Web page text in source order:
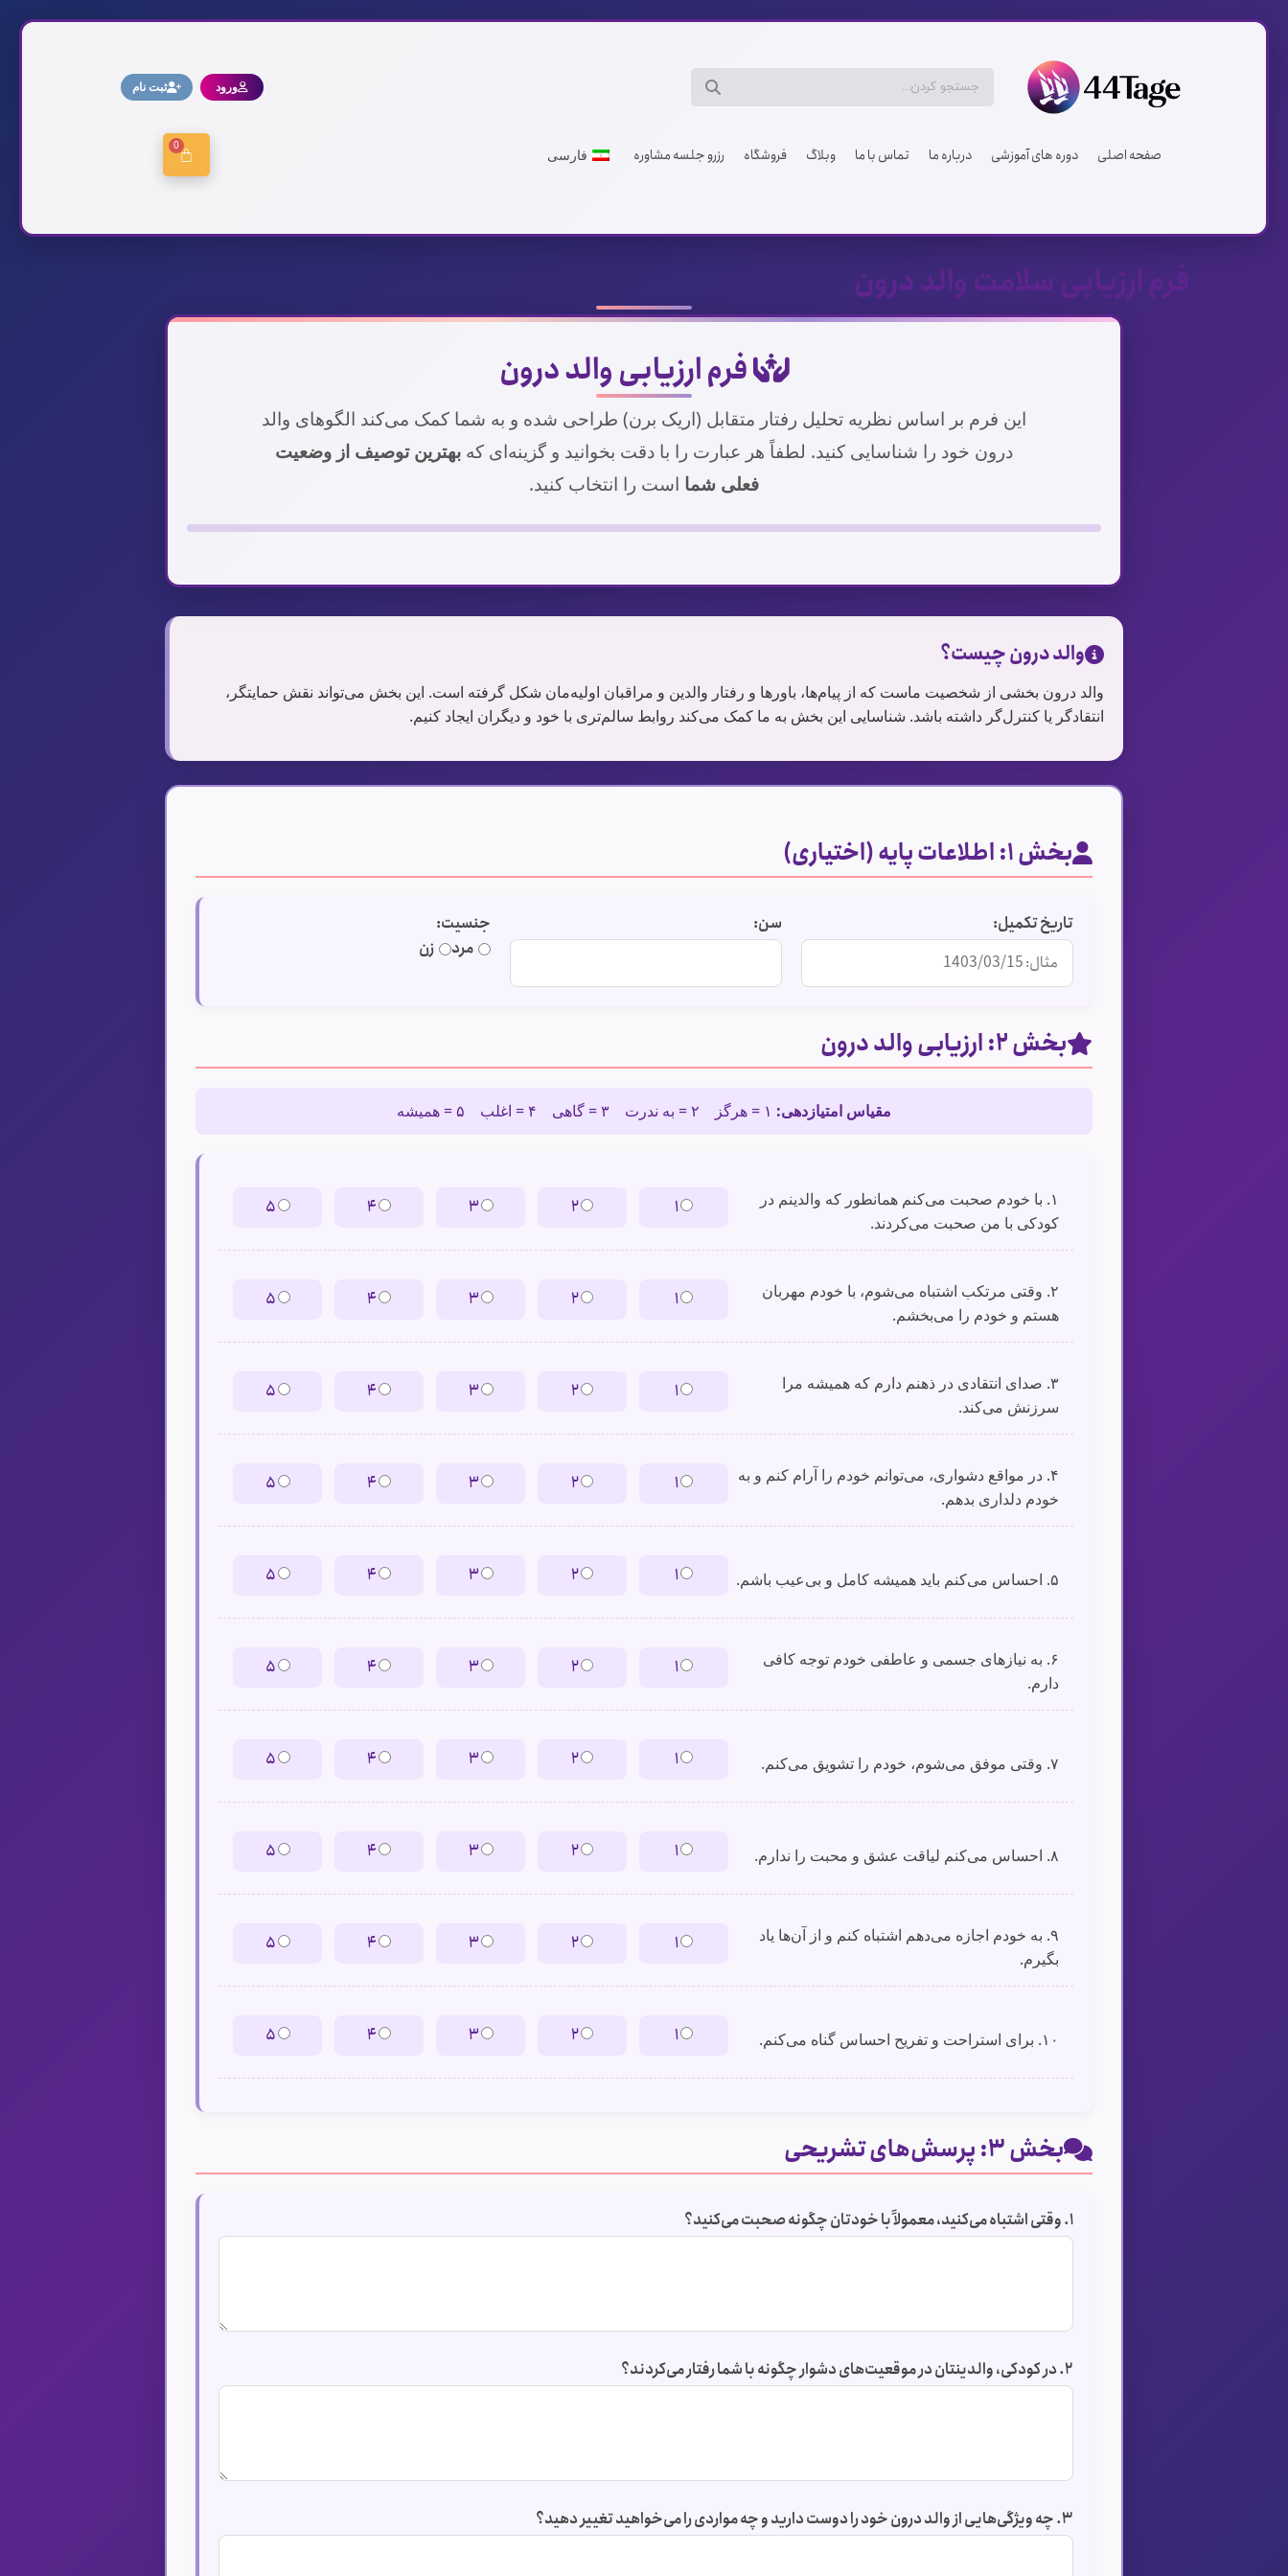
ورود ثبت نام
صفحه اصلی دوره های آموزشی درباره ما تماس با ما وبلاگ فروشگاه رزرو جلسه مشاوره فارسی
0
فرم ارزیابی سلامت والد درون
فرم ارزیابی والد درون
این فرم بر اساس نظریه تحلیل رفتار متقابل (اریک برن) طراحی شده و به شما کمک می‌کند الگوهای والد
درون خود را شناسایی کنید. لطفاً هر عبارت را با دقت بخوانید و گزینه‌ای که بهترین توصیف از وضعیت
فعلی شما است را انتخاب کنید.
والد درون چیست؟
والد درون بخشی از شخصیت ماست که از پیام‌ها، باورها و رفتار والدین و مراقبان اولیه‌مان شکل گرفته است. این بخش می‌تواند نقش حمایتگر،
انتقادگر یا کنترل‌گر داشته باشد. شناسایی این بخش به ما کمک می‌کند روابط سالم‌تری با خود و دیگران ایجاد کنیم.
بخش ۱: اطلاعات پایه (اختیاری)
تاریخ تکمیل: سن:
جنسیت:
مرد
زن
بخش ۲: ارزیابی والد درون
مقیاس امتیازدهی:
۱. با خودم صحبت می‌کنم همانطور که والدینم در
کودکی با من صحبت می‌کردند.
۱ ۲ ۴
۲. وقتی مرتکب اشتباه می‌شوم، با خودم مهربان
هستم و خودم را می‌بخشم.
۱ ۲ ۴
۳. صدای انتقادی در ذهنم دارم که همیشه مرا
سرزنش می‌کند.
۱ ۲ ۴
۴. در مواقع دشواری، می‌توانم خودم را آرام کنم و به
خودم دلداری بدهم.
۱ ۲ ۴
۵. احساس می‌کنم باید همیشه کامل و بی‌عیب باشم. ۱ ۲ ۴
۶. به نیازهای جسمی و عاطفی خودم توجه کافی
دارم.
۱ ۲ ۴
۷. وقتی موفق می‌شوم، خودم را تشویق می‌کنم. ۱ ۲ ۴
۸. احساس می‌کنم لیاقت عشق و محبت را ندارم. ۱ ۲ ۴
۹. به خودم اجازه می‌دهم اشتباه کنم و از آن‌ها یاد
بگیرم.
۱ ۲ ۴
۱۰. برای استراحت و تفریح احساس گناه می‌کنم. ۱ ۲ ۴
بخش ۳: پرسش‌های تشریحی
۱. وقتی اشتباه می‌کنید، معمولاً با خودتان چگونه صحبت می‌کنید؟
۲. در کودکی، والدینتان در موقعیت‌های دشوار چگونه با شما رفتار می‌کردند؟
۳. چه ویژگی‌هایی از والد درون خود را دوست دارید و چه مواردی را می‌خواهید تغییر دهید؟